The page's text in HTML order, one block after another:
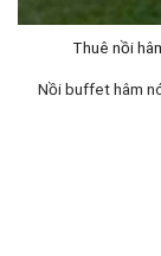
Thuê nồi
Nồi buffet hâm